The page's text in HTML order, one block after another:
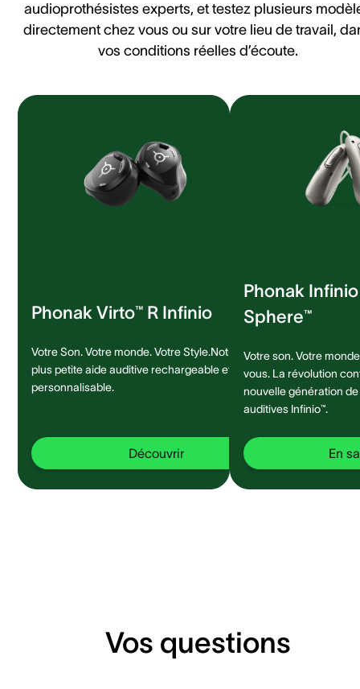
audioprothésistes experts, et testez plusieurs
directement chez vous ou sur votre lieu de travail,
vos conditions réelles d’écoute.
Phonak Virto™ R Infinio
Votre Son. Votre monde. Votre Style.Notre
plus petite aide auditive rechargeable et
personnalisable.
Découvrir
Phonak Infinio
Sphere™
Votre son. Votre
vous. La révolution
nouvelle génération
auditives Infinio™.
En
Vos questions